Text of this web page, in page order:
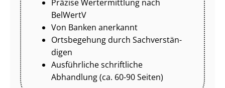
Präzise Wertermittlung nach
BelWertV
Von Banken anerkannt
Ortsbegehung durch Sach­ver­stän­
di­gen
Ausführliche schriftliche
Abhandlung (ca. 60-90 Seiten)